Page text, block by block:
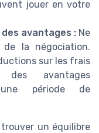
jouer en votre
avantages :Ne
la négociation.
sur les frais
avantages
une période de
un équilibre